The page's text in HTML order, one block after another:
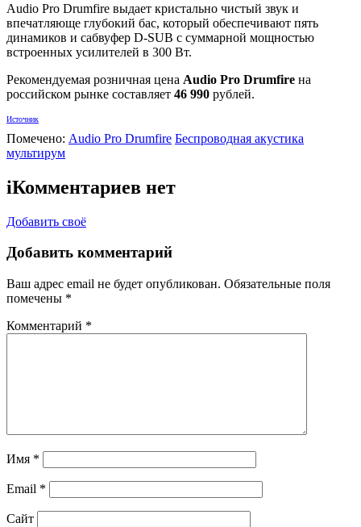
Audio Pro Drumfire выдает кристально чистый звук и
впечатляюще глубокий бас, который обеспечивают пять
динамиков и сабвуфер D-SUB с суммарной мощностью
встроенных усилителей в 300 Вт.
Рекомендуемая розничная цена Audio Pro Drumfire на
российском рынке составляет 46 990 рублей.
Источник
Помечено: Audio Pro Drumfire Беспроводная акустика
мультирум
iКомментариев нет
Добавить своё
Добавить комментарий
Ваш адрес email не будет опубликован. Обязательные поля
помечены *
Комментарий *
Имя *
Email *
Сайт